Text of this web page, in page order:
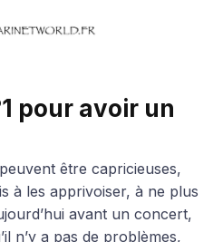
pour avoir un
être capricieuses,
à les apprivoiser, à ne plus
avant un concert,
n’y a pas de problèmes,